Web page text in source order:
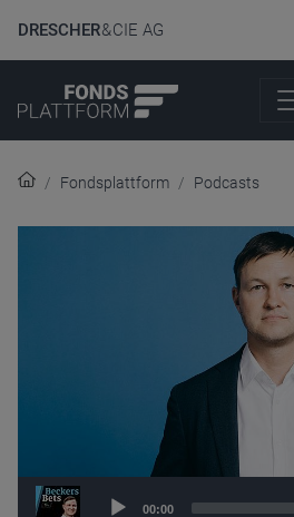
DRESCHER& CIE AG
Fondsplattform Podcasts
Audio
00:00